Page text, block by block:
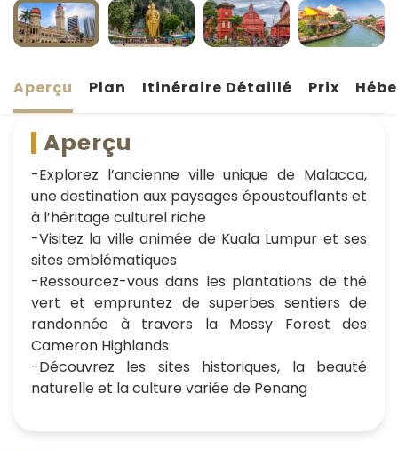
Aperçu Plan Itinéraire Détaillé Prix
Aperçu
-Explorez l’ancienne ville unique de Malacca,
une destination aux paysages époustouflants et
à l’héritage culturel riche
-Visitez la ville animée de Kuala Lumpur et ses
sites emblématiques
-Ressourcez-vous dans les plantations de thé
vert et empruntez de superbes sentiers de
randonnée à travers la Mossy Forest des
Cameron Highlands
-Découvrez les sites historiques, la beauté
naturelle et la culture variée de Penang